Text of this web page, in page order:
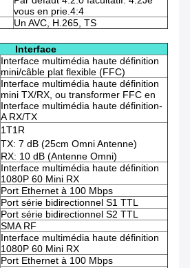
vous en prie.4:4
Un AVC, H.265, TS
Interface
Interface multimédia haute définition
mini/câble plat flexible (FFC)
Interface multimédia haute définition
mini TX/RX, ou transformer FFC en
Interface multimédia haute définition-
A RX/TX
1T1R
TX: 7 dB (25cm Omni Antenne)
RX: 10 dB (Antenne Omni)
Interface multimédia haute définition
1080P 60 Mini RX
Port Ethernet à 100 Mbps
Port série bidirectionnel S1 TTL
Port série bidirectionnel S2 TTL
SMA RF
Interface multimédia haute définition
1080P 60 Mini RX
Port Ethernet à 100 Mbps